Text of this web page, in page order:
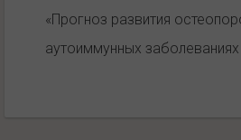
«Прогноз развития
аутоиммунных заболеваниях